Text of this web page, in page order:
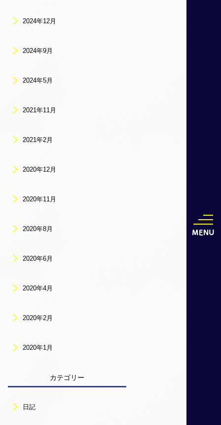
2024年12月
2024年9月
2024年5月
2021年11月
2021年2月
2020年12月
2020年11月
2020年8月
2020年6月
2020年4月
2020年2月
2020年1月
カテゴリー
日記